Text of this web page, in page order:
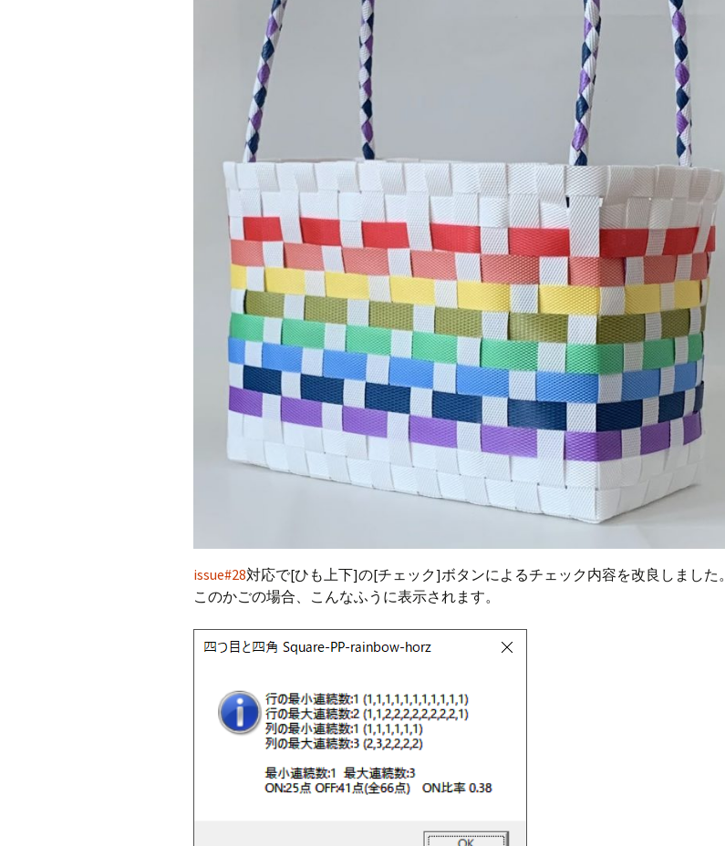
issue#28対応で[ひも上下]の[チェック]ボタンによるチェック内容を改良しました。
このかごの場合、こんなふうに表示されます。